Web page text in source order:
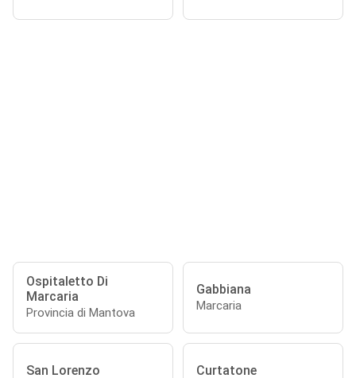
Ospitaletto Di
Marcaria
Provincia di Mantova
Gabbiana
Marcaria
San Lorenzo Curtatone